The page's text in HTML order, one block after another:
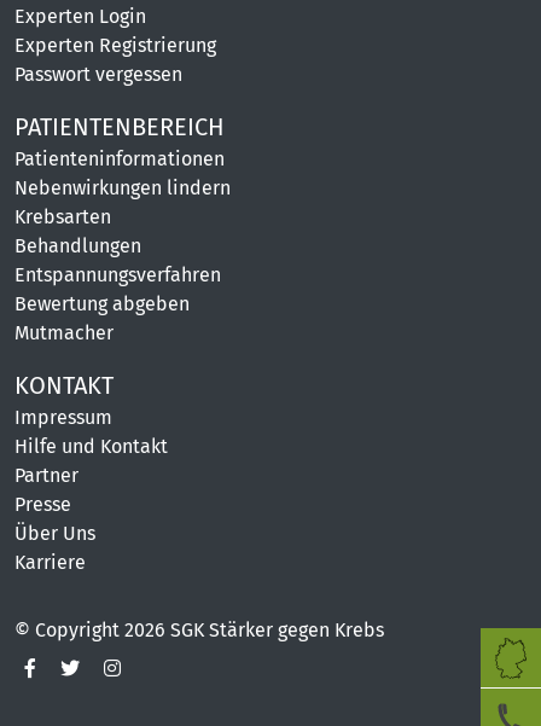
Experten Login
Experten Registrierung
Passwort vergessen
PATIENTENBEREICH
Patienteninformationen
Nebenwirkungen lindern
Krebsarten
Behandlungen
Entspannungsverfahren
Bewertung abgeben
Mutmacher
KONTAKT
Impressum
Hilfe und Kontakt
Partner
Presse
Über Uns
Karriere
© Copyright 2026 SGK Stärker gegen Krebs
Diese Seite nutzt Website Tracking-Technologien von Dritten,
um ihre Dienste anzubieten, stetig zu verbessern und
Werbung entsprechend der Interessen der Nutzer
Einwilligung jederzeit mit Wirkung für die Zukunft widerrufen
oder ändern.
MEHR